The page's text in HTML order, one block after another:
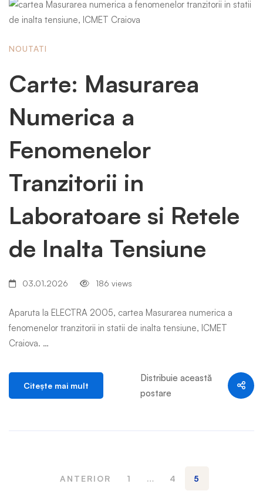
NOUTATI
Carte: Masurarea
Numerica a
Fenomenelor
Tranzitorii in
Laboratoare si Retele
de Inalta Tensiune
03.01.2026 186 views
Aparuta la ELECTRA 2005, cartea Masurarea numerica a
fenomenelor tranzitorii in statii de inalta tensiune, ICMET
Craiova. …
Citeşte mai mult
Distribuie această
postare
ANTERIOR 1 … 4 5